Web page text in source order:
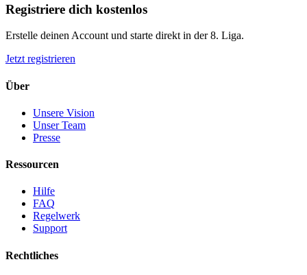
Registriere dich kostenlos
Erstelle deinen Account und starte direkt in der 8. Liga.
Jetzt registrieren
Über
Unsere Vision
Unser Team
Presse
Ressourcen
Hilfe
FAQ
Regelwerk
Support
Rechtliches